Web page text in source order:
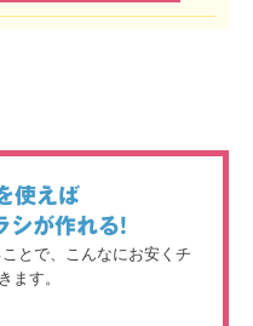
使えば
シが作れる!
とで、こんなにお安くチ
ます。